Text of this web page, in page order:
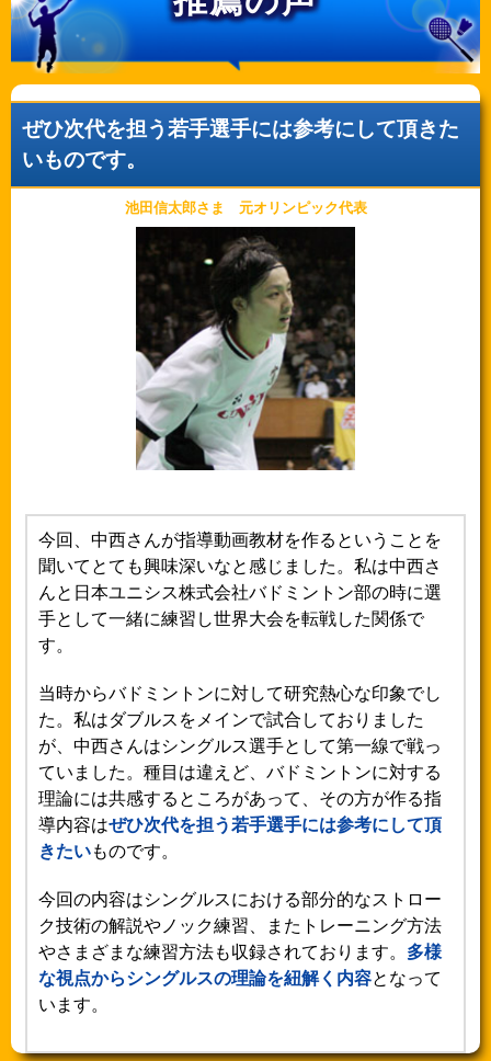
ぜひ次代を担う若手選手には参考にして頂きた
いものです。
池田信太郎さま 元オリンピック代表
今回、中西さんが指導動画教材を作るということを
聞いてとても興味深いなと感じました。私は中西さ
んと日本ユニシス株式会社バドミントン部の時に選
手として一緒に練習し世界大会を転戦した関係で
す。
当時からバドミントンに対して研究熱心な印象でし
た。私はダブルスをメインで試合しておりました
が、中西さんはシングルス選手として第一線で戦っ
ていました。種目は違えど、バドミントンに対する
理論には共感するところがあって、その方が作る指
導内容はぜひ次代を担う若手選手には参考にして頂
きたいものです。
今回の内容はシングルスにおける部分的なストロー
ク技術の解説やノック練習、またトレーニング方法
やさまざまな練習方法も収録されております。 多様
な視点からシングルスの理論を紐解く内容となって
います。